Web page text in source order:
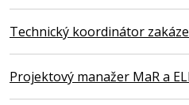
Technický koordinátor
Projektový manažer MaR a